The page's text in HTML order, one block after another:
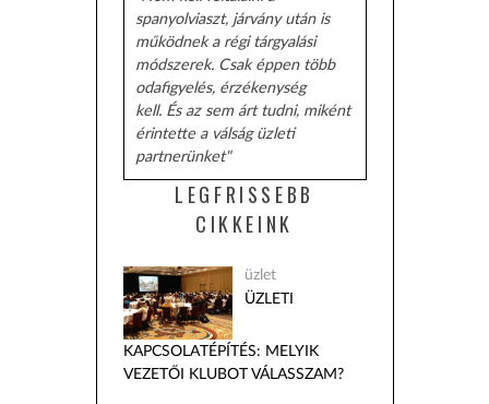
spanyolviaszt, járvány után is
működnek a régi tárgyalási
módszerek. Csak éppen több
odafigyelés, érzékenység
kell. És az sem árt tudni, miként
érintette a válság üzleti
partnerünket"
LEGFRISSEBB
CIKKEINK
üzlet
ÜZLETI
KAPCSOLATÉPÍTÉS: MELYIK
VEZETŐI KLUBOT VÁLASSZAM?